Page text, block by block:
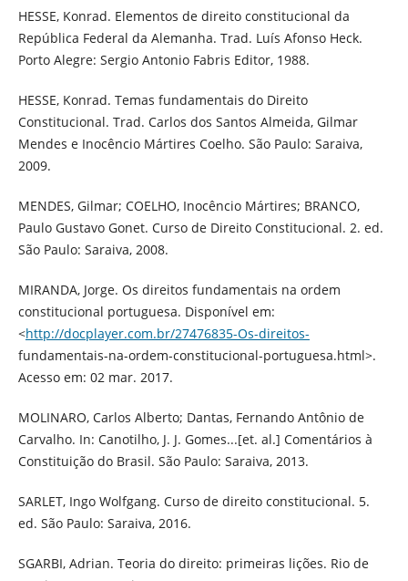
HESSE, Konrad. Elementos de direito constitucional da
República Federal da Alemanha. Trad. Luís Afonso Heck.
Porto Alegre: Sergio Antonio Fabris Editor, 1988.
HESSE, Konrad. Temas fundamentais do Direito
Constitucional. Trad. Carlos dos Santos Almeida, Gilmar
Mendes e Inocêncio Mártires Coelho. São Paulo: Saraiva,
2009.
MENDES, Gilmar; COELHO, Inocêncio Mártires; BRANCO,
Paulo Gustavo Gonet. Curso de Direito Constitucional. 2. ed.
São Paulo: Saraiva, 2008.
MIRANDA, Jorge. Os direitos fundamentais na ordem
constitucional portuguesa. Disponível em:
<http://docplayer.com.br/27476835-Os-direitos-
fundamentais-na-ordem-constitucional-portuguesa.html>.
Acesso em: 02 mar. 2017.
MOLINARO, Carlos Alberto; Dantas, Fernando Antônio de
Carvalho. In: Canotilho, J. J. Gomes...[et. al.] Comentários à
Constituição do Brasil. São Paulo: Saraiva, 2013.
SARLET, Ingo Wolfgang. Curso de direito constitucional. 5.
ed. São Paulo: Saraiva, 2016.
SGARBI, Adrian. Teoria do direito: primeiras lições. Rio de